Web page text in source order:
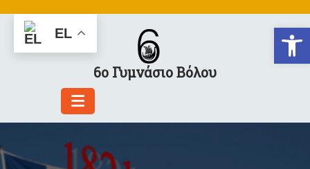
content
6ο Γυμνάσιο Βόλου
EL